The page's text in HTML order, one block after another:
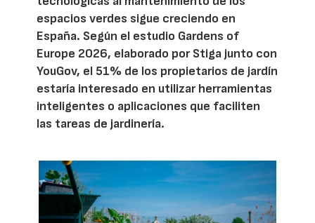
espacios verdes sigue creciendo en
España. Según el estudio Gardens of
Europe 2026, elaborado por Stiga junto con
YouGov, el 51% de los propietarios de jardín
estaría interesado en utilizar herramientas
inteligentes o aplicaciones que faciliten
las tareas de jardinería.